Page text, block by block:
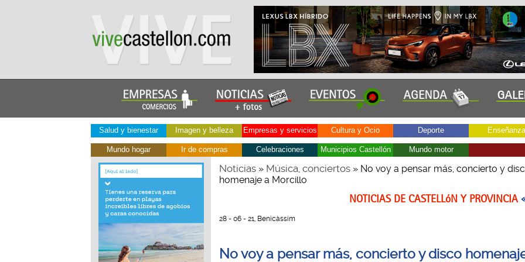
Salud y bienestar Imagen y belleza Empresas y servicios Cultura y Ocio Deporte Enseñanza
Mundo hogar Ir de compras Celebraciones Municipios Castellón Mundo motor
Noticias» Música, conciertos» No voy a pensar más, concierto y
homenaje a Morcillo
NOTICIAS DE CASTELLóN Y PROVINCIA
28 - 06 - 21, Benicàssim
No voy a pensar más, concierto y disco